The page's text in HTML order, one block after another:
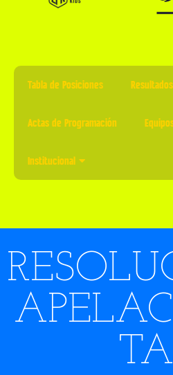
Tabla de Posiciones Resultados
Actas de Programación
Institucional